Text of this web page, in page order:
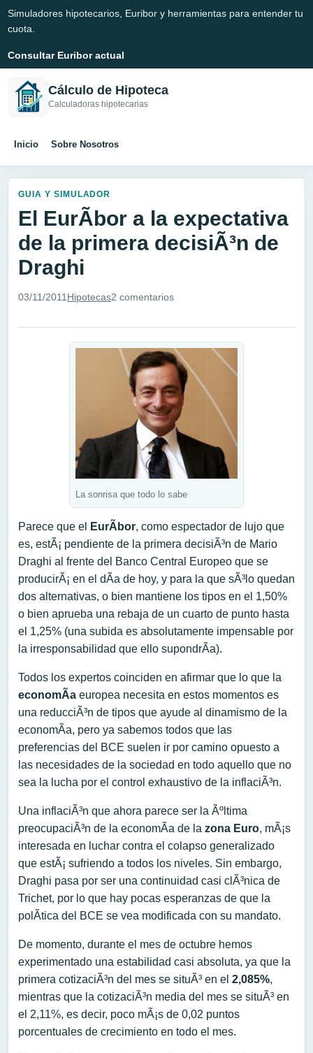
Simuladores hipotecarios, Euribor y herramientas para entender tu
cuota.
Consultar Euribor actual
Cálculo de Hipoteca
Calculadoras hipotecarias
Inicio Sobre Nosotros
GUIA Y SIMULADOR
El EurÃ­bor a la expectativa
de la primera decisiÃ³n de
Draghi
03/11/2011 Hipotecas2 comentarios
La sonrisa que todo lo sabe
Parece que el EurÃ­bor, como espectador de lujo que
es, estÃ¡ pendiente de la primera decisiÃ³n de Mario
Draghi al frente del Banco Central Europeo que se
producirÃ¡ en el dÃ­a de hoy, y para la que sÃ³lo quedan
dos alternativas, o bien mantiene los tipos en el 1,50%
o bien aprueba una rebaja de un cuarto de punto hasta
el 1,25% (una subida es absolutamente impensable por
la irresponsabilidad que ello supondrÃ­a).
Todos los expertos coinciden en afirmar que lo que la
economÃ­a europea necesita en estos momentos es
una reducciÃ³n de tipos que ayude al dinamismo de la
economÃ­a, pero ya sabemos todos que las
preferencias del BCE suelen ir por camino opuesto a
las necesidades de la sociedad en todo aquello que no
sea la lucha por el control exhaustivo de la inflaciÃ³n.
Una inflaciÃ³n que ahora parece ser la Ãºltima
preocupaciÃ³n de la economÃ­a de la zona Euro, mÃ¡s
interesada en luchar contra el colapso generalizado
que estÃ¡ sufriendo a todos los niveles. Sin embargo,
Draghi pasa por ser una continuidad casi clÃ³nica de
Trichet, por lo que hay pocas esperanzas de que la
polÃ­tica del BCE se vea modificada con su mandato.
De momento, durante el mes de octubre hemos
experimentado una estabilidad casi absoluta, ya que la
primera cotizaciÃ³n del mes se situÃ³ en el 2,085%,
mientras que la cotizaciÃ³n media del mes se situÃ³ en
el 2,11%, es decir, poco mÃ¡s de 0,02 puntos
porcentuales de crecimiento en todo el mes.